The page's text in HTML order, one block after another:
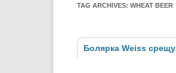
TAG ARCHIVES: WHEAT BEER
Болярка Weiss